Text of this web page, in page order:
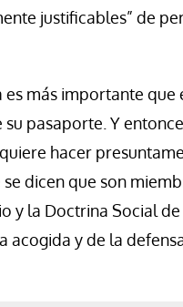
justificables” de
es más importante
pasaporte. Y
hacer
dicen que son
y la Doctrina Social
acogida y de la